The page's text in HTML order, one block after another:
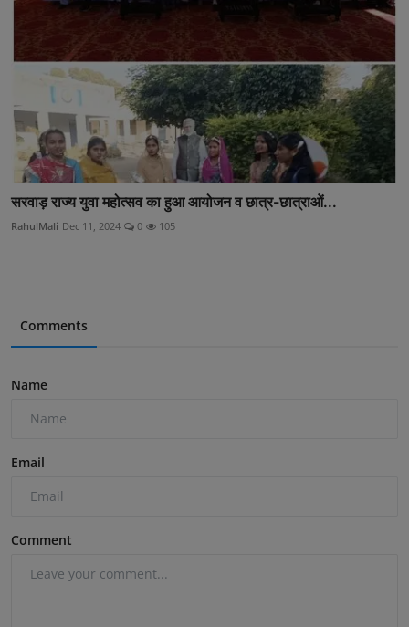
सरवाड़ राज्य युवा महोत्सव का हुआ आयोजन व छात्र-छात्राओं...
RahulMali Dec 11, 2024 0 105
Comments
Name
Email
Comment